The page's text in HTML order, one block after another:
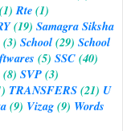
(1) Rte(1)
(19) Samagra Siksha
(3) School(29) School
(5) SSC(40)
(8) SVP(3)
TRANSFERS(21) U
(9) Vizag(9) Words